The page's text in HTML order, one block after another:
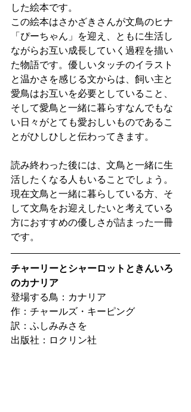
した絵本です。
この絵本はさかざきさんが文鳥のヒナ
「ぴーちゃん」を迎え、ともに生活し
ながらお互い成長していく過程を描い
た物語です。優しいタッチのイラスト
と温かさを感じる文からは、飼い主と
愛鳥はお互いを必要としていること、
そして愛鳥と一緒に暮らすなんでもな
い日々がとても愛おしいものであるこ
とがひしひしと伝わってきます。
読み終わった後には、文鳥と一緒に生
活したくなる人もいることでしょう。
現在文鳥と一緒に暮らしている方、そ
して文鳥をお迎えしたいと考えている
方におすすめの優しさが詰まった一冊
です。
チャーリーとシャーロットときんいろ
のカナリア
登場する鳥：カナリア
作：チャールズ・キーピング
訳：ふしみみさを
出版社：ロクリン社